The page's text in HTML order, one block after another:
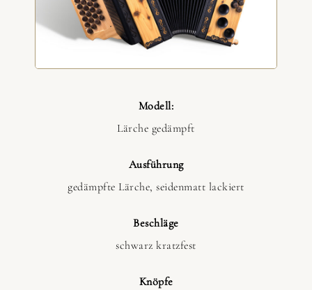
Modell:
Lärche gedämpft
Ausführung
gedämpfte Lärche, seidenmatt lackiert
Beschläge
schwarz kratzfest
Knöpfe